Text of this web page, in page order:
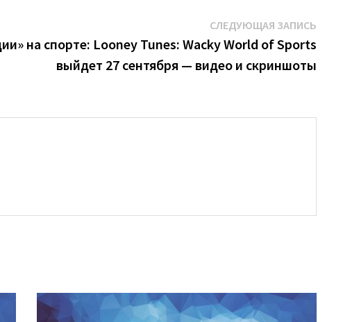
СЛЕДУЮЩАЯ ЗАПИСЬ
на спорте: Looney Tunes: Wacky World of Sports
выйдет 27 сентября — видео и скриншоты